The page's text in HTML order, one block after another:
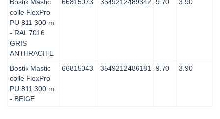
Bostik Mastic
colle FlexPro
PU 811 300 ml
- RAL 7016
GRIS
ANTHRACITE
66815073 3549212489342 9.70 3.90
Bostik Mastic
colle FlexPro
PU 811 300 ml
- BEIGE
66815043 3549212486181 9.70 3.90